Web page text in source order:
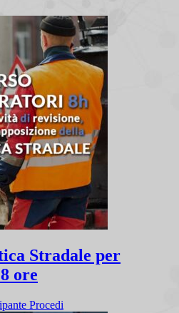
Stradale per
ore
Procedi